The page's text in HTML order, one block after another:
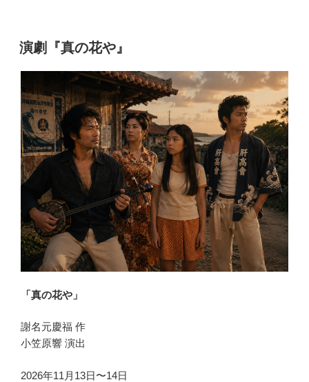
演劇『真の花や』
「真の花や」
謝名元慶福 作
小笠原響 演出
2026年11月13日〜14日